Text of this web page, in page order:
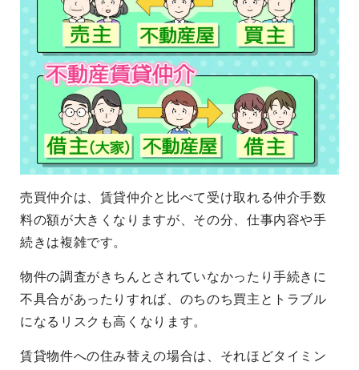
売買仲介は、賃貸仲介と比べて受け取れる仲介手数
料の額が大きくなりますが、その分、仕事内容や手
続きは複雑です。
物件の調査がきちんとされていなかったり手続きに
不具合があったりすれば、のちのち買主とトラブル
になるリスクも高くなります。
賃貸物件への住み替えの場合は、それほどタイミン